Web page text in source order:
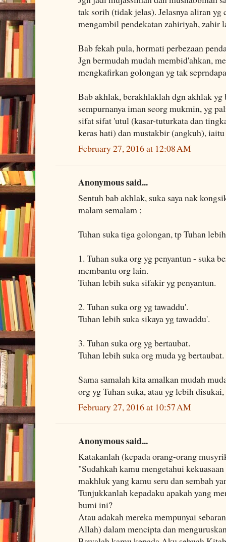
tak sorih (tidak jelas). Jelasnya aliran yg
mengambil pendekatan zahiriyah, zahir
Bab fekah pula, hormati perbezaan
Jgn bermudah mudah membid'ahkan,
mengkafirkan golongan yg tak
Bab akhlak, berakhlaklah dgn akhlak
sempurnanya iman seorg mukmin, yg
sifat sifat 'utul (kasar-tuturkata dan
keras hati) dan mustakbir (angkuh),
February 27, 2016 at 12:08 AM
Anonymous said...
Sentuh bab akhlak, suka saya nak
malam semalam ;
Tuhan suka tiga golongan, tp Tuhan
1. Tuhan suka org yg penyantun - suka
membantu org lain.
Tuhan lebih suka sifakir yg penyantun.
2. Tuhan suka org yg tawaddu'.
Tuhan lebih suka sikaya yg tawaddu'.
3. Tuhan suka org yg bertaubat.
Tuhan lebih suka org muda yg bertaubat.
Sama samalah kita amalkan mudah
org yg Tuhan suka, atau yg lebih
February 27, 2016 at 10:57 AM
Anonymous said...
Katakanlah (kepada orang-orang
"Sudahkah kamu mengetahui
makhluk yang kamu seru dan sembah
Tunjukkanlah kepadaku apakah yang
bumi ini?
Atau adakah mereka mempunyai
Allah) dalam mencipta dan